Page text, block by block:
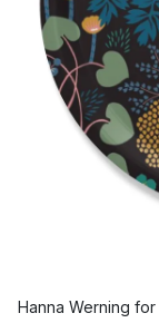
Hanna Werning for